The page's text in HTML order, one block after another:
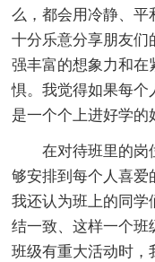
么，都会用冷静、平
十分乐意分享朋友们
强丰富的想象力和在
惧。我觉得如果每个
是一个个上进好学的
在对待班里的岗
够安排到每个人喜爱
我还认为班上的同学
结一致、这样一个班
班级有重大活动时，